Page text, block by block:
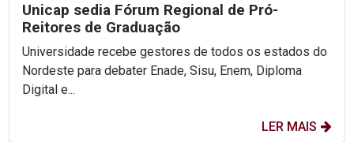
Unicap sedia Fórum Regional de Pró-
Reitores de Graduação
Universidade recebe gestores de todos os estados do
Nordeste para debater Enade, Sisu, Enem, Diploma
Digital e...
LER MAIS